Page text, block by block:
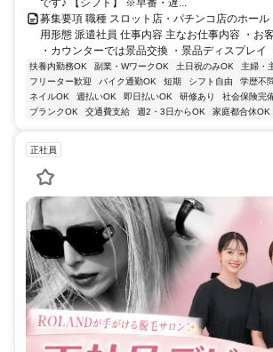
です♪ 【シフト】 ※早番・遅...
募集要項 職種 スロット店・パチンコ店のホー
用形態 派遣社員 仕事内容 主なお仕事内容 ・お
・カウンターでは景品交換 ・景品ディスプレイ
扶養内勤務OK 副業・WワークOK 土日祝のみOK
主婦・
フリーター歓迎
バイク通勤OK 短期 シフト自由 学歴不
ネイルOK
週払いOK 即日払いOK 研修あり 社会保険完
ブランクOK
交通費支給 週2・3日からOK 家庭都合休OK
正社員